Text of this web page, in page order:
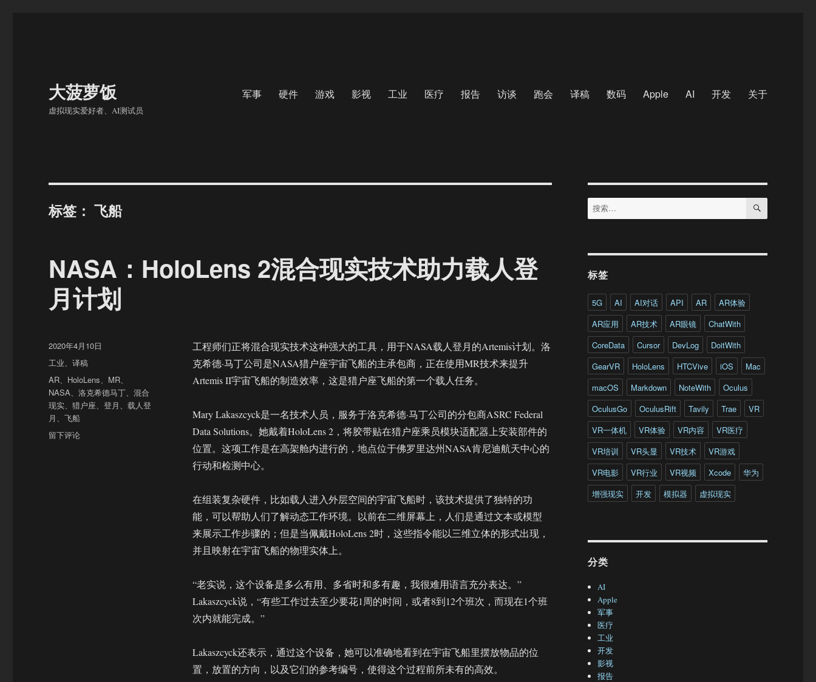
大菠萝饭
虚拟现实爱好者、AI测试员
军事 硬件 游戏 影视 工业 医疗 报告 访谈 跑会 译稿 数码 Apple AI 开发 关于
标签：飞船
NASA：HoloLens 2混合现实技术助力载人登
月计划
工程师们正将混合现实技术这种强大的工具，用于NASA载人登月的Artemis计划。洛
克希德·马丁公司是NASA猎户座宇宙飞船的主承包商，正在使用MR技术来提升
Artemis II宇宙飞船的制造效率，这是猎户座飞船的第一个载人任务。
Mary Lakaszcyck是一名技术人员，服务于洛克希德·马丁公司的分包商ASRC Federal
Data Solutions。她戴着HoloLens 2，将胶带贴在猎户座乘员模块适配器上安装部件的
位置。这项工作是在高架舱内进行的，地点位于佛罗里达州NASA肯尼迪航天中心的
行动和检测中心。
在组装复杂硬件，比如载人进入外层空间的宇宙飞船时，该技术提供了独特的功
能，可以帮助人们了解动态工作环境。以前在二维屏幕上，人们是通过文本或模型
来展示工作步骤的；但是当佩戴HoloLens 2时，这些指令能以三维立体的形式出现，
并且映射在宇宙飞船的物理实体上。
“老实说，这个设备是多么有用、多省时和多有趣，我很难用语言充分表达。”
Lakaszcyck说，“有些工作过去至少要花1周的时间，或者8到12个班次，而现在1个班
次内就能完成。”
Lakaszcyck还表示，通过这个设备，她可以准确地看到在宇宙飞船里摆放物品的位
置，放置的方向，以及它们的参考编号，使得这个过程前所未有的高效。
发
布
于
2020年4月10日
分
类
工业、译稿
标
签
AR、 HoloLens、 MR、
NASA、洛克希德马丁、混合
现实、猎户座、登月 、载人登
月 、飞船
于
留下评论
搜
索：
搜
标签
5G AI AI对话 API AR
AR体验
AR应用
AR技术 AR眼镜
ChatWith
CoreData
Cursor DevLog
DoitWith
GearVR
HoloLens HTCVive iOS
Mac
macOS
Markdown NoteWith
Oculus
OculusGo
OculusRift Tavily Trae
VR
VR一体机
VR体验 VR内容
VR医疗
VR培训
VR头显 VR技术
VR游戏
VR电影
VR行业 VR视频 Xcode
华为
增强现实
开发 模拟器 虚拟现实
分类
AI
Apple
军事
医疗
工业
开发
影视
报告